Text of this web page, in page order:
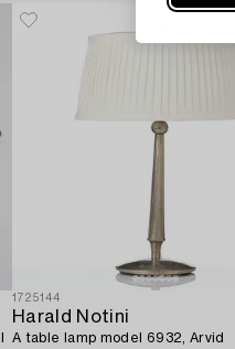
1725144
Harald Notini
A table lamp model 6932, Arvid